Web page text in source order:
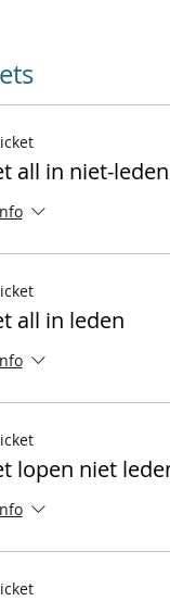
all in niet-leden
all in leden
lopen niet